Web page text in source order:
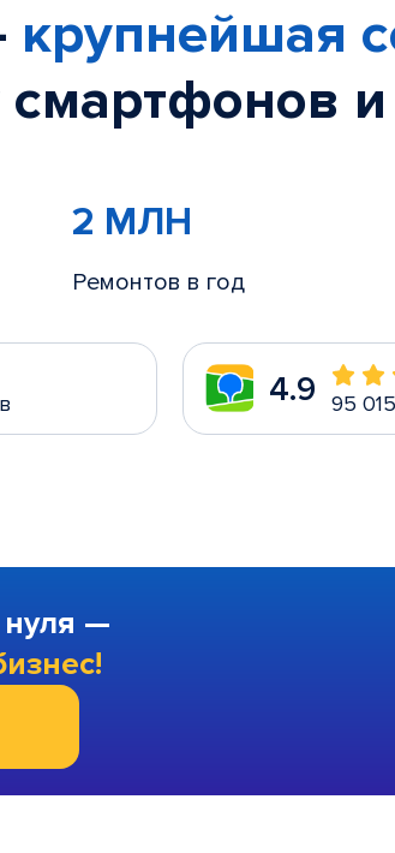
крупнейшая
2 МЛН
Ремонтов в год
4.9 95
—